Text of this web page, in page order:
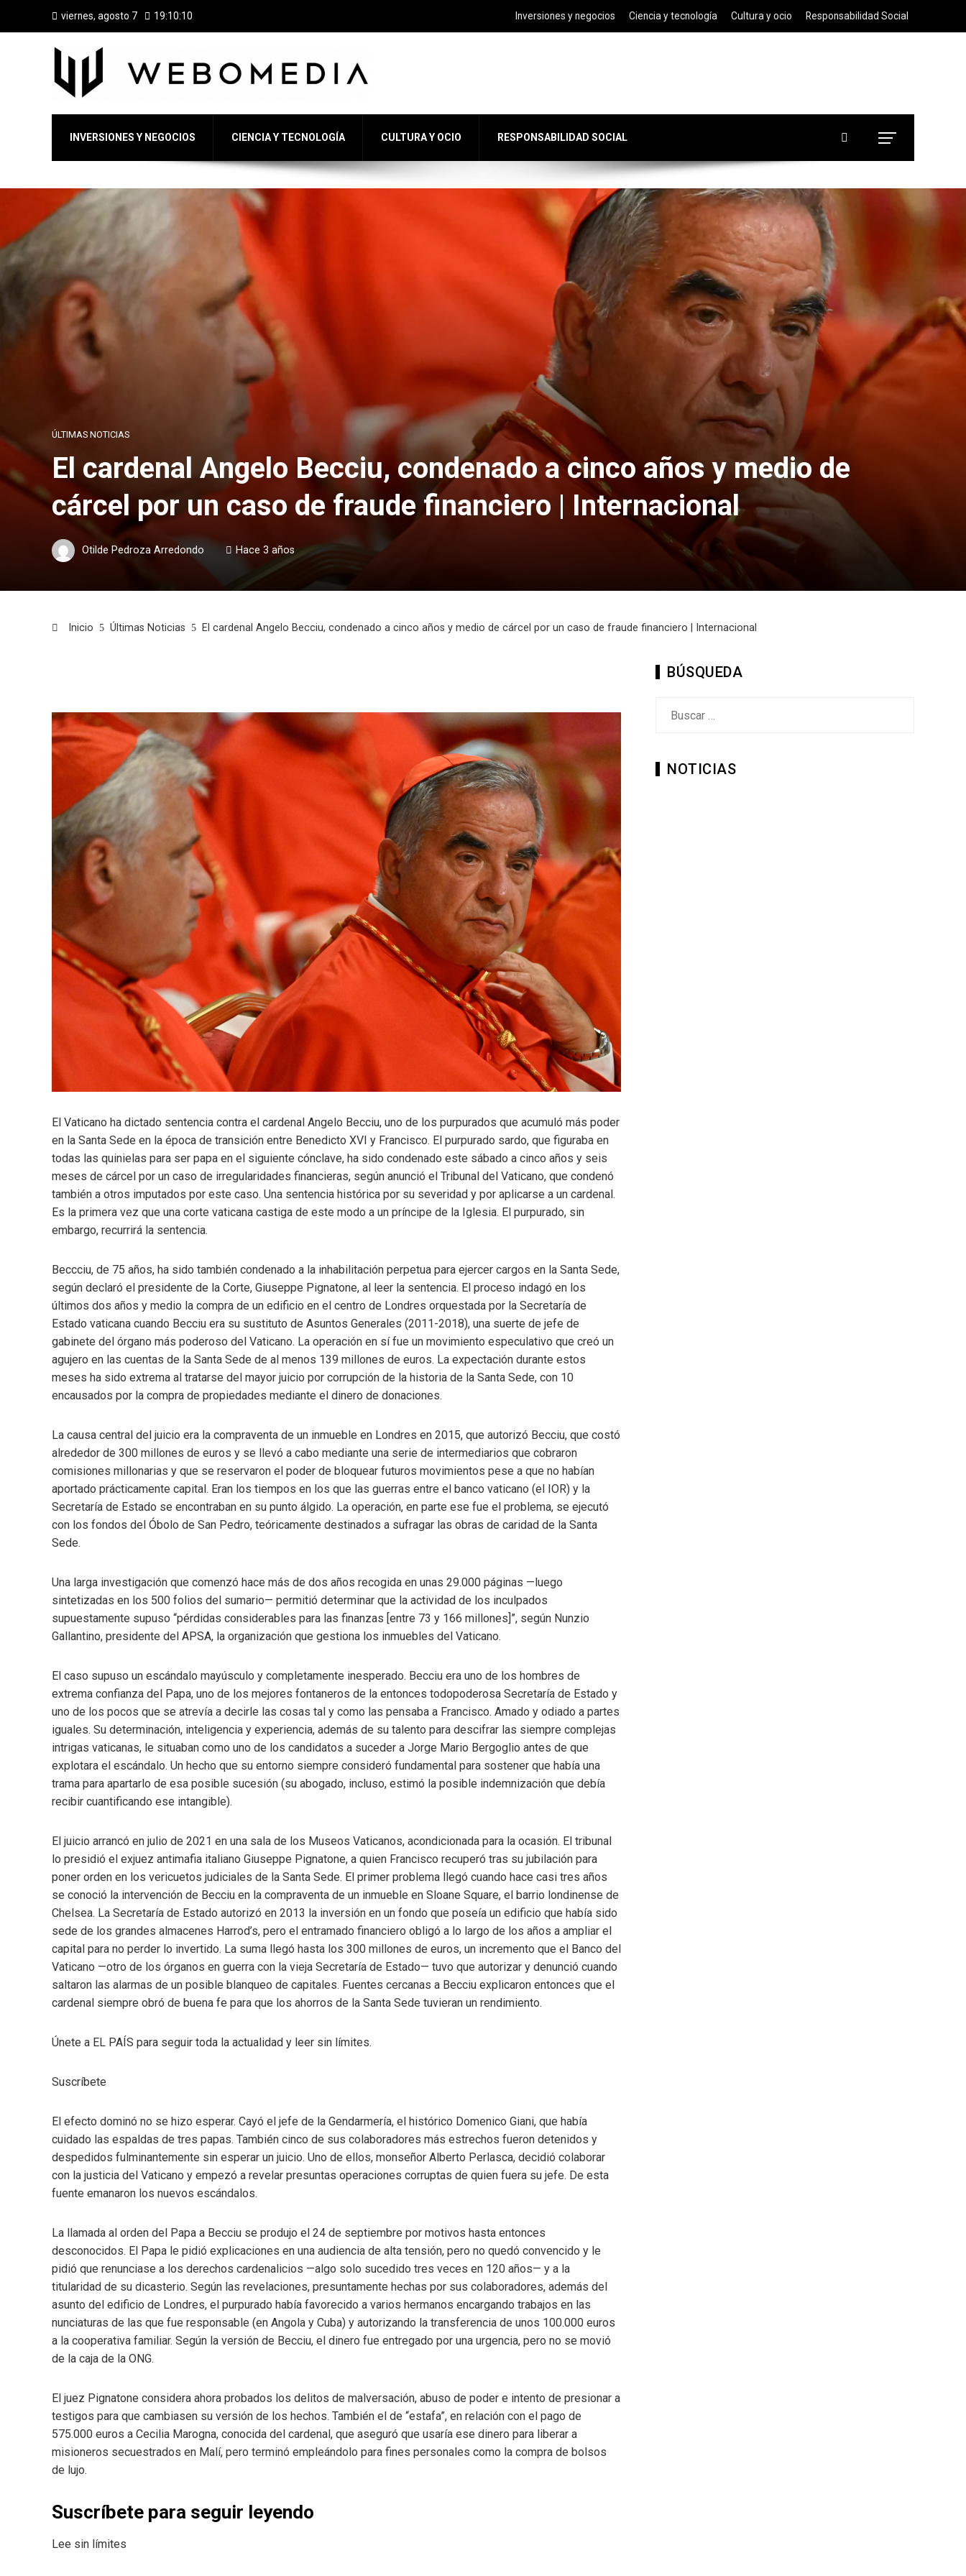
viernes, agosto 7 19:10:12 Inversiones y negocios Ciencia y tecnología Cultura y ocio Responsabilidad Social
INVERSIONES Y NEGOCIOS CIENCIA Y TECNOLOGÍA CULTURA Y OCIO RESPONSABILIDAD SOCIAL
ÚLTIMAS NOTICIAS
El cardenal Angelo Becciu, condenado a cinco años y medio de
cárcel por un caso de fraude financiero | Internacional
Otilde Pedroza Arredondo Hace 3 años
Inicio Últimas Noticias El cardenal Angelo Becciu, condenado a cinco años y medio de cárcel por un caso de fraude financiero | Internacional
El Vaticano ha dictado sentencia contra el cardenal Angelo Becciu, uno de los purpurados que acumuló más poder
en la Santa Sede en la época de transición entre Benedicto XVI y Francisco. El purpurado sardo, que figuraba en
todas las quinielas para ser papa en el siguiente cónclave, ha sido condenado este sábado a cinco años y seis
meses de cárcel por un caso de irregularidades financieras, según anunció el Tribunal del Vaticano, que condenó
también a otros imputados por este caso. Una sentencia histórica por su severidad y por aplicarse a un cardenal.
Es la primera vez que una corte vaticana castiga de este modo a un príncipe de la Iglesia. El purpurado, sin
embargo, recurrirá la sentencia.
Beccciu, de 75 años, ha sido también condenado a la inhabilitación perpetua para ejercer cargos en la Santa Sede,
según declaró el presidente de la Corte, Giuseppe Pignatone, al leer la sentencia. El proceso indagó en los
últimos dos años y medio la compra de un edificio en el centro de Londres orquestada por la Secretaría de
Estado vaticana cuando Becciu era su sustituto de Asuntos Generales (2011-2018), una suerte de jefe de
gabinete del órgano más poderoso del Vaticano. La operación en sí fue un movimiento especulativo que creó un
agujero en las cuentas de la Santa Sede de al menos 139 millones de euros. La expectación durante estos
meses ha sido extrema al tratarse del mayor juicio por corrupción de la historia de la Santa Sede, con 10
encausados por la compra de propiedades mediante el dinero de donaciones.
La causa central del juicio era la compraventa de un inmueble en Londres en 2015, que autorizó Becciu, que costó
alrededor de 300 millones de euros y se llevó a cabo mediante una serie de intermediarios que cobraron
comisiones millonarias y que se reservaron el poder de bloquear futuros movimientos pese a que no habían
aportado prácticamente capital. Eran los tiempos en los que las guerras entre el banco vaticano (el IOR) y la
Secretaría de Estado se encontraban en su punto álgido. La operación, en parte ese fue el problema, se ejecutó
con los fondos del Óbolo de San Pedro, teóricamente destinados a sufragar las obras de caridad de la Santa
Sede.
Una larga investigación que comenzó hace más de dos años recogida en unas 29.000 páginas —luego
sintetizadas en los 500 folios del sumario— permitió determinar que la actividad de los inculpados
supuestamente supuso “pérdidas considerables para las finanzas [entre 73 y 166 millones]”, según Nunzio
Gallantino, presidente del APSA, la organización que gestiona los inmuebles del Vaticano.
El caso supuso un escándalo mayúsculo y completamente inesperado. Becciu era uno de los hombres de
extrema confianza del Papa, uno de los mejores fontaneros de la entonces todopoderosa Secretaría de Estado y
uno de los pocos que se atrevía a decirle las cosas tal y como las pensaba a Francisco. Amado y odiado a partes
iguales. Su determinación, inteligencia y experiencia, además de su talento para descifrar las siempre complejas
intrigas vaticanas, le situaban como uno de los candidatos a suceder a Jorge Mario Bergoglio antes de que
explotara el escándalo. Un hecho que su entorno siempre consideró fundamental para sostener que había una
trama para apartarlo de esa posible sucesión (su abogado, incluso, estimó la posible indemnización que debía
recibir cuantificando ese intangible).
El juicio arrancó en julio de 2021 en una sala de los Museos Vaticanos, acondicionada para la ocasión. El tribunal
lo presidió el exjuez antimafia italiano Giuseppe Pignatone, a quien Francisco recuperó tras su jubilación para
poner orden en los vericuetos judiciales de la Santa Sede. El primer problema llegó cuando hace casi tres años
se conoció la intervención de Becciu en la compraventa de un inmueble en Sloane Square, el barrio londinense de
Chelsea. La Secretaría de Estado autorizó en 2013 la inversión en un fondo que poseía un edificio que había sido
sede de los grandes almacenes Harrod’s, pero el entramado financiero obligó a lo largo de los años a ampliar el
capital para no perder lo invertido. La suma llegó hasta los 300 millones de euros, un incremento que el Banco del
Vaticano —otro de los órganos en guerra con la vieja Secretaría de Estado— tuvo que autorizar y denunció cuando
saltaron las alarmas de un posible blanqueo de capitales. Fuentes cercanas a Becciu explicaron entonces que el
cardenal siempre obró de buena fe para que los ahorros de la Santa Sede tuvieran un rendimiento.
Únete a EL PAÍS para seguir toda la actualidad y leer sin límites.
Suscríbete
El efecto dominó no se hizo esperar. Cayó el jefe de la Gendarmería, el histórico Domenico Giani, que había
cuidado las espaldas de tres papas. También cinco de sus colaboradores más estrechos fueron detenidos y
despedidos fulminantemente sin esperar un juicio. Uno de ellos, monseñor Alberto Perlasca, decidió colaborar
con la justicia del Vaticano y empezó a revelar presuntas operaciones corruptas de quien fuera su jefe. De esta
fuente emanaron los nuevos escándalos.
La llamada al orden del Papa a Becciu se produjo el 24 de septiembre por motivos hasta entonces
desconocidos. El Papa le pidió explicaciones en una audiencia de alta tensión, pero no quedó convencido y le
pidió que renunciase a los derechos cardenalicios —algo solo sucedido tres veces en 120 años— y a la
titularidad de su dicasterio. Según las revelaciones, presuntamente hechas por sus colaboradores, además del
asunto del edificio de Londres, el purpurado había favorecido a varios hermanos encargando trabajos en las
nunciaturas de las que fue responsable (en Angola y Cuba) y autorizando la transferencia de unos 100.000 euros
a la cooperativa familiar. Según la versión de Becciu, el dinero fue entregado por una urgencia, pero no se movió
de la caja de la ONG.
El juez Pignatone considera ahora probados los delitos de malversación, abuso de poder e intento de presionar a
testigos para que cambiasen su versión de los hechos. También el de “estafa”, en relación con el pago de
575.000 euros a Cecilia Marogna, conocida del cardenal, que aseguró que usaría ese dinero para liberar a
misioneros secuestrados en Malí, pero terminó empleándolo para fines personales como la compra de bolsos
de lujo.
Suscríbete para seguir leyendo
Lee sin límites
BÚSQUEDA
NOTICIAS